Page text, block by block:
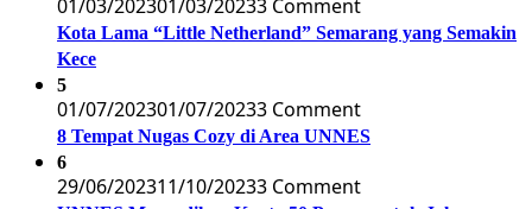
01/03/202301/03/20233 Comment
Kota Lama “Little Netherland” Semarang yang Semakin
Kece
5
01/07/202301/07/20233 Comment
8 Tempat Nugas Cozy di Area UNNES
6
29/06/202311/10/20233 Comment